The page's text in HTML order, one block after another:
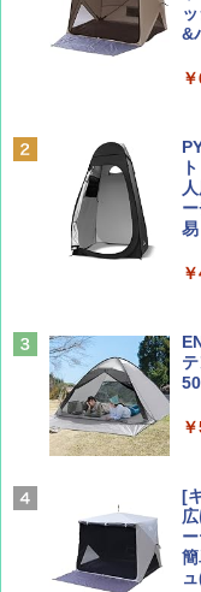
&
[